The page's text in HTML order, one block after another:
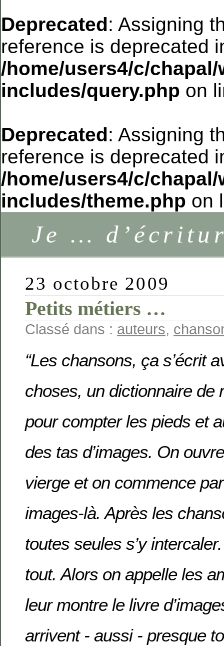
Deprecated: Assigning
reference is deprecated
/home/users4/c/
includes/query.php on
Deprecated: Assigning
reference is deprecated
/home/users4/c/
includes/theme.php on
Je …
23 octobre 2009
Petits métiers …
Classé dans : auteurs,
“Les chansons, ça s’écrit
choses, un dictionnaire de
pour compter les pieds et
des tas d’images. On
vierge et on commence
images-là. Après les
toutes seules s’y
tout. Alors on appelle les
leur montre le livre
arrivent - aussi - presque